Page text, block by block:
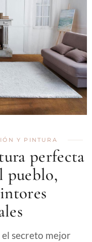
Y PINTURA
perfecta
pueblo,
secreto mejor